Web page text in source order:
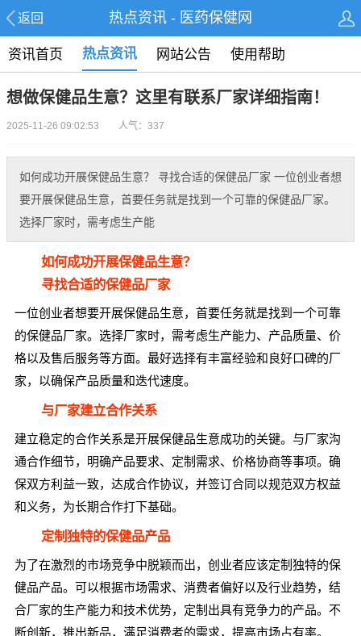
返回 热点资讯 - 医药保健网
资讯首页 热点资讯 网站公告 使用帮助
想做保健品生意？这里有联系厂家详细指南！
2025-11-26 09:02:53 人气：337
如何成功开展保健品生意？ 寻找合适的保健品厂家 一位创业者想
要开展保健品生意，首要任务就是找到一个可靠的保健品厂家。
选择厂家时，需考虑生产能
如何成功开展保健品生意？
寻找合适的保健品厂家
一位创业者想要开展保健品生意，首要任务就是找到一个可靠
的保健品厂家。选择厂家时，需考虑生产能力、产品质量、价
格以及售后服务等方面。最好选择有丰富经验和良好口碑的厂
家，以确保产品质量和迭代速度。
与厂家建立合作关系
建立稳定的合作关系是开展保健品生意成功的关键。与厂家沟
通合作细节，明确产品要求、定制需求、价格协商等事项。确
保双方利益一致，达成合作协议，并签订合同以规范双方权益
和义务，为长期合作打下基础。
定制独特的保健品产品
为了在激烈的市场竞争中脱颖而出，创业者应该定制独特的保
健品产品。可以根据市场需求、消费者偏好以及行业趋势，结
合厂家的生产能力和技术优势，定制出具有竞争力的产品。不
断创新，推出新品，满足消费者的需求，提高市场占有率。